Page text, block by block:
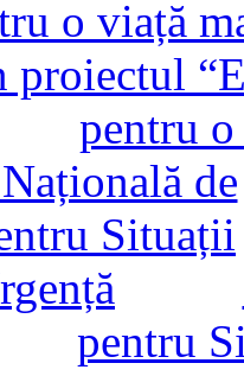
proiectul
pentru
pentru